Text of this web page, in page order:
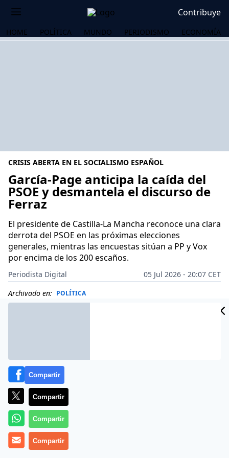
Contribuye
HOME POLÍTICA MUNDO PERIODISMO ECONOMÍA
CRISIS ABERTA EN EL SOCIALISMO ESPAÑOL
García-Page anticipa la caída del
PSOE y desmantela el discurso de
Ferraz
El presidente de Castilla-La Mancha reconoce una clara
derrota del PSOE en las próximas elecciones
generales, mientras las encuestas sitúan a PP y Vox
por encima de los 200 escaños.
Periodista Digital
05 Jul 2026 - 20:07 CET
Archivado en: POLÍTICA
Compartir
Compartir
Compartir
Compartir